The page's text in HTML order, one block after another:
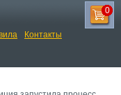
Контакты
0